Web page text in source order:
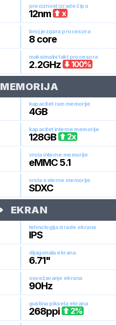
preciznost izrade čipa
12nm x
broj jezgara procesora
8core
maksimalni takt procesora
2.2GHz 100%
MEMORIJA
kapacitet ram memorije
4GB
kapacitet interne memorije
128GB 2x
vrsta interne memorije
eMMC 5.1
vrsta externe memorije
SDXC
EKRAN
tehnologija izrade ekrana
IPS
dijagonala ekrana
6.71"
osvežavanje ekrana
90Hz
gustina piksela ekrana
268ppi 2%